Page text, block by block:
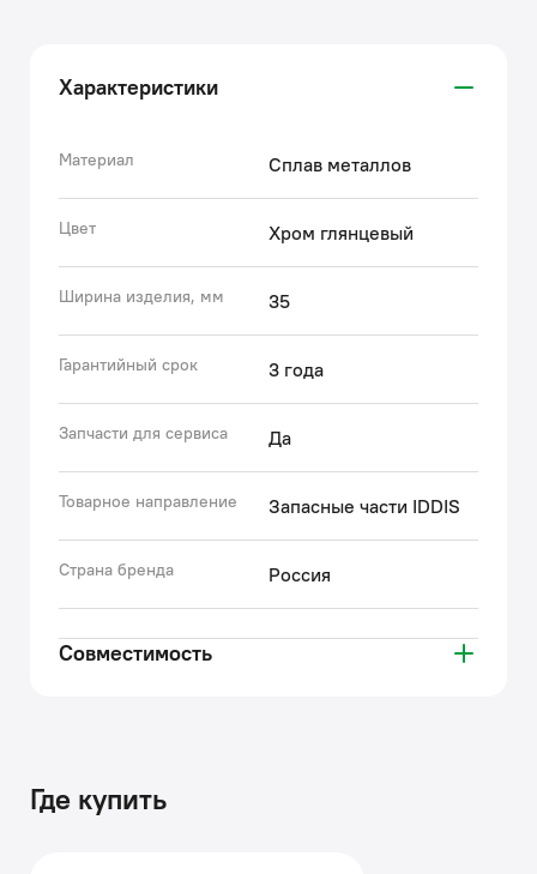
зарубежных рынков, IDDIS® стремится сделать
каждый клиентский опыт положительным.
IDDIS® создавать комплектующие к смесителям,
эксплуатации. Все запчасти к смесителям IDDIS®
проходят многоступенчатый контроль качества,
превосходящий требования большинства
существующих стандартов.
• Гарантия на аксессуары к смесителям IDDIS® – 3
года.
Характеристики
Материал Сплав металлов
Цвет Хром глянцевый
Ширина изделия, мм 35
Гарантийный срок 3 года
Запчасти для сервиса Да
Товарное направление Запасные части IDDIS
Страна бренда Россия
Совместимость
Где купить